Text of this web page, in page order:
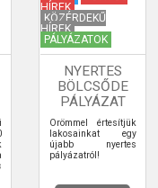
HÍREK
KÖZÉRDEKŰ
HÍREK
PÁLYÁZATOK
NYERTES
BÖLCSŐDE
PÁLYÁZAT
Örömmel értesítjük
lakosainkat egy
újabb nyertes
pályázatról!